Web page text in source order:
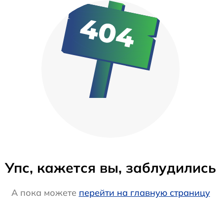
Упс, кажется вы, заблудились
А пока можете перейти на главную страницу